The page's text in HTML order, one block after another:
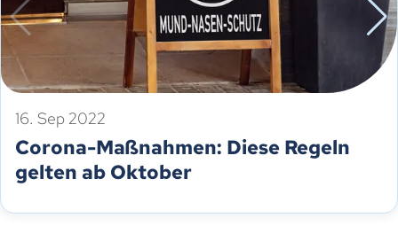
16. Sep 2022
Corona-Maßnahmen: Diese Regeln
gelten ab Oktober